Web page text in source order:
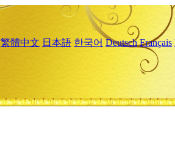
繁體中文 日本語 한국어 Deutsch Français